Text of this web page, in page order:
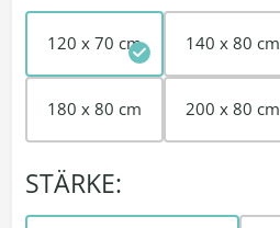
120 x 70 cm 140 x 80 cm
180 x 80 cm 200 x 80 cm
STÄRKE: